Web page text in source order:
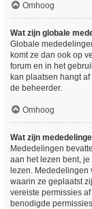
Omhoog
Wat zijn globale
Globale
komt ze dan ook op
forum en in het
kan plaatsen hangt
de beheerder.
Omhoog
Wat zijn
Mededelingen
aan het lezen bent,
lezen.
waarin ze geplaatst
vereiste permissies
benodigde